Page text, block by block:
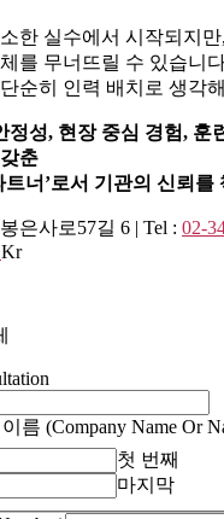
한 실수에서 시작되지
를 무너뜨릴 수 있습니
순히 인력 배치로 생각
정성, 현장 중심 경험, 훈
춘
트너’로서 기관의 신뢰를
은사로57길 6 | Tel : 02-
Kr
름 (Company Name Or
첫 번째
마지막